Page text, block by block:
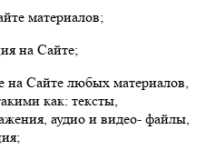
материалов;
на Сайте;
на Сайте любых материалов,
как: тексты,
аудио и видео- файлы,